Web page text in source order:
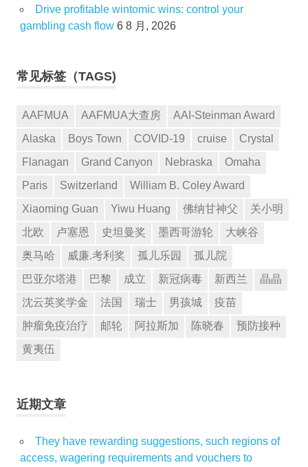
Drive profitable wintomic wins: control your
gambling cash flow 6 8 月, 2026
常见标签（TAGS)
AAFMUA AAFMUA大查房
AAI-Steinman Award
Alaska
Boys Town COVID-19 cruise
Crystal
Flanagan
Grand Canyon Nebraska
Omaha
Paris
Switzerland
William B. Coley Award
Xiaoming Guan
Yiwu Huang 佛纳甘神父
关小明
北欧
卢塞恩 史坦曼奖 墨西哥游轮
大峡谷
奥马哈
威廉.考利奖 孤儿乐园
孤儿院
巴亚尔塔港
巴黎 成立 新冠病毒 新西兰
晶晶
沈云英奖学金
法国 瑞士 男孩城
疫苗
肿瘤免疫治疗
邮轮 阿拉斯加 陈晓春
预防接种
黄夷伍
近期文章
They have rewarding suggestions, such regions of
access, wagering requirements and vouchers to